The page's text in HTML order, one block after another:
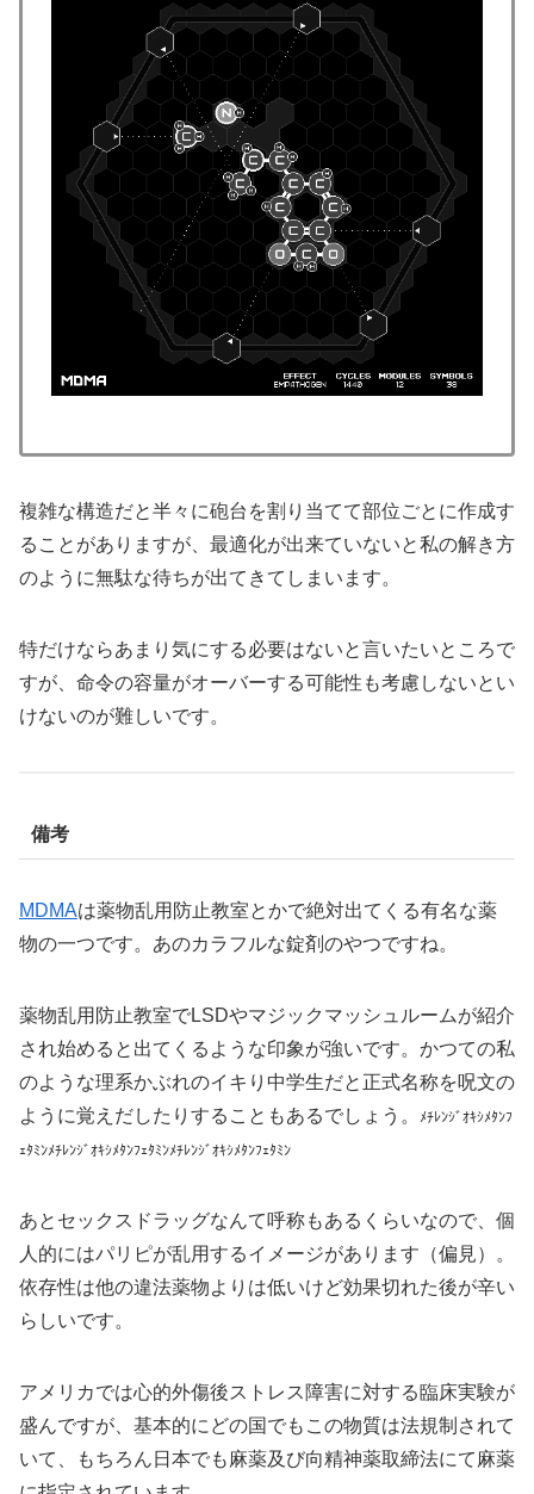
複雑な構造だと半々に砲台を割り当てて部位ごとに作成す
ることがありますが、最適化が出来ていないと私の解き方
のように無駄な待ちが出てきてしまいます。
特だけならあまり気にする必要はないと言いたいところで
すが、命令の容量がオーバーする可能性も考慮しないとい
けないのが難しいです。
備考
MDMAは薬物乱用防止教室とかで絶対出てくる有名な薬
物の一つです。あのカラフルな錠剤のやつですね。
薬物乱用防止教室でLSDやマジックマッシュルームが紹介
され始めると出てくるような印象が強いです。かつての私
のような理系かぶれのイキり中学生だと正式名称を呪文の
ように覚えだしたりすることもあるでしょう。
ﾒﾁﾚﾝｼﾞｵｷｼﾒﾀﾝﾌ
ｪﾀﾐﾝﾒﾁﾚﾝｼﾞｵｷｼﾒﾀﾝﾌｪﾀﾐﾝﾒﾁﾚﾝｼﾞｵｷｼﾒﾀﾝﾌｪﾀﾐﾝ
あとセックスドラッグなんて呼称もあるくらいなので、個
人的にはパリピが乱用するイメージがあります（偏見）。
依存性は他の違法薬物よりは低いけど効果切れた後が辛い
らしいです。
アメリカでは心的外傷後ストレス障害に対する臨床実験が
盛んですが、基本的にどの国でもこの物質は法規制されて
いて、もちろん日本でも麻薬及び向精神薬取締法にて麻薬